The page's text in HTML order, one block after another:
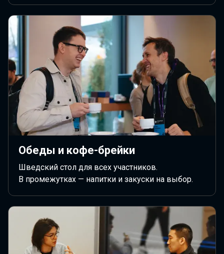
Обеды и кофе-брейки
Шведский стол для всех участников.
В промежутках — напитки и закуски на выбор.